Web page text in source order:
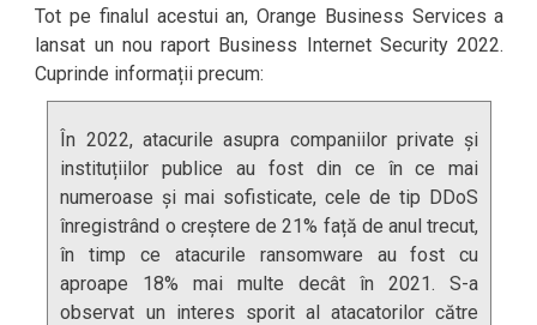
Tot pe finalul acestui an, Orange Business Services a
lansat un nou raport Business Internet Security 2022.
Cuprinde informații precum:
În 2022, atacurile asupra companiilor private și
instituțiilor publice au fost din ce în ce mai
numeroase și mai sofisticate, cele de tip DDoS
înregistrând o creștere de 21% față de anul trecut,
în timp ce atacurile ransomware au fost cu
aproape 18% mai multe decât în 2021. S-a
observat un interes sporit al atacatorilor către